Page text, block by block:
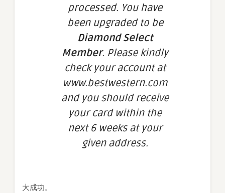
processed. You have
been upgraded to be
Diamond Select
Member. Please kindly
check your account at
www.bestwestern.com
and you should receive
your card within the
next 6 weeks at your
given address.
大成功。